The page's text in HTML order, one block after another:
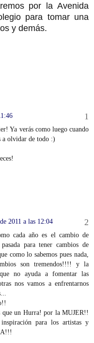
por la Avenida
para tomar una
y demás.
Ya verás como luego cuando
a olvidar de todo :)
2011 a las 12:04
cada año es el cambio de
para tener cambios de
como lo sabemos pues nada,
son tremendos!!!! y la
no ayuda a fomentar las
nos vamos a enfrentarnos
un Hurra! por la MUJER!!
para los artistas y